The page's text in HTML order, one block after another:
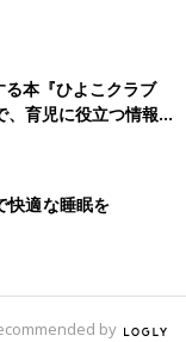
本『ひよこクラブ
育児に役立つ情報が
快適な睡眠を
by